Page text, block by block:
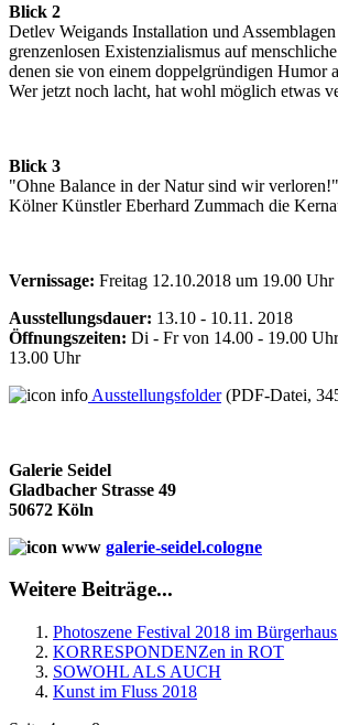
Blick 2
Detlev Weigands Installation und
grenzenlosen Existenzialismus auf
denen sie von einem doppelgründigen Humor
Wer jetzt noch lacht, hat wohl möglich etwas
Blick 3
"Ohne Balance in der Natur sind wir
Kölner Künstler Eberhard Zummach die
Vernissage: Freitag 12.10.2018 um 19.00 Uhr
Ausstellungsdauer: 13.10 - 10.11. 2018
Öffnungszeiten: Di - Fr von 14.00 - 19.00
13.00 Uhr
Ausstellungsfolder(PDF-Datei,
Galerie Seidel
Gladbacher Strasse 49
50672 Köln
galerie-seidel.cologne
Weitere Beiträge...
Photoszene Festival 2018 im
KORRESPONDENZen in ROT
SOWOHL ALS AUCH
Kunst im Fluss 2018